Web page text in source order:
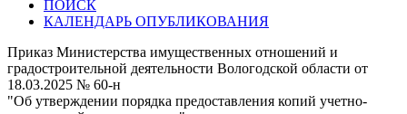
ПОИСК
КАЛЕНДАРЬ ОПУБЛИКОВАНИЯ
Приказ Министерства имущественных отношений и
градостроительной деятельности Вологодской области от
18.03.2025 № 60-н
"Об утверждении порядка предоставления копий учетно-